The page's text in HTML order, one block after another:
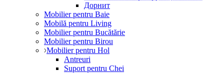
Дорнит
Mobilier pentru Baie
Mobilă pentru Living
Mobilier pentru Bucătărie
Mobilier pentru Birou
Mobilier pentru Hol
Antreuri
Suport pentru Chei